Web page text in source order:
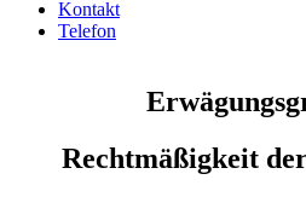
Kontakt
Telefon
Rechtmäßigkeit